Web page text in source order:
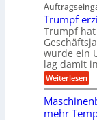
e
n
b
a
u
a
u
f
e
n
f
ü
h
r
u
n
g
e
n
B
r
t
u
n
g
s
r
e
e
s
Trumpf
Trumpf
wurde ein
lag damit
Weiterlesen:
T
u
m
mehr